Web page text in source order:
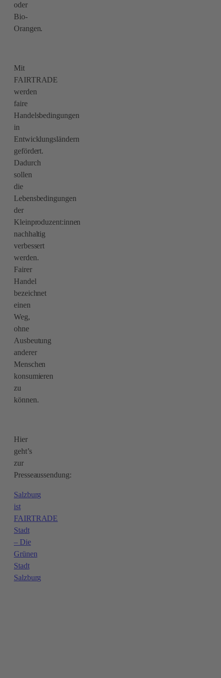
oder
Bio-
Orangen.
Mit
FAIRTRADE
werden
faire
Handelsbedingungen
in
Entwicklungsländern
gefördert.
Dadurch
sollen
die
Lebensbedingungen
der
Kleinproduzent:innen
nachhaltig
verbessert
werden.
Fairer
Handel
bezeichnet
einen
Weg,
ohne
Ausbeutung
anderer
Menschen
konsumieren
zu
können.
Hier
geht’s
zur
Presseaussendung:
Salzburg
ist
FAIRTRADE
Stadt
– Die
Grünen
Stadt
Salzburg